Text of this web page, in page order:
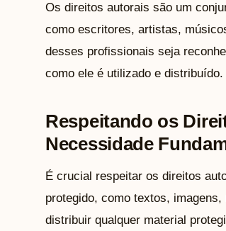
Os direitos autorais são um
como escritores, artistas,
desses profissionais seja
como ele é utilizado e distribuído.
Respeitando os
Necessidade
É crucial respeitar os direitos
protegido, como textos,
distribuir qualquer material